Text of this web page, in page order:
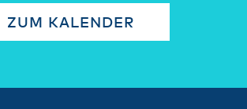
ZUM KALENDER